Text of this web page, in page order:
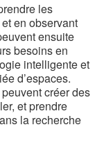
les
en observant
ensuite
besoins en
intelligente et
d’espaces.
créer des
et prendre
la recherche